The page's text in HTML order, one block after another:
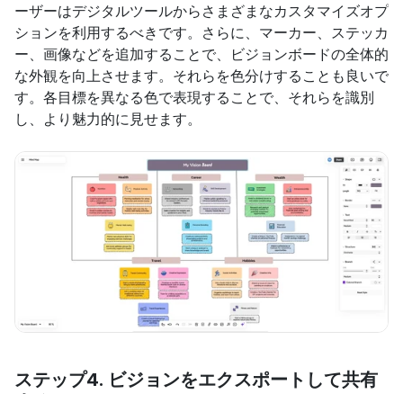
ーザーはデジタルツールからさまざまなカスタマイズオプ
ションを利用するべきです。さらに、マーカー、ステッカ
ー、画像などを追加することで、ビジョンボードの全体的
な外観を向上させます。それらを色分けすることも良いで
す。各目標を異なる色で表現することで、それらを識別
し、より魅力的に見せます。
ステップ4. ビジョンをエクスポートして共有